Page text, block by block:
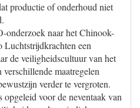
productie of onderhoud niet
onderzoek naar het Chinook-
Luchtstrijdkrachten een
de veiligheidscultuur van het
maatregelen
verder te vergroten.
voor de neventaak van